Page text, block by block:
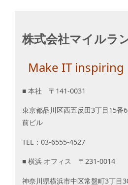
株式会社マイルラ
Make IT inspiring
■ 本社 〒 141-0031
東京都品川区西五反田3丁目15番6
前ビル
TEL ： 03-6555-4527
■ 横浜 オフィス 〒 231-0014
神奈川県横浜市中区常盤町3丁目